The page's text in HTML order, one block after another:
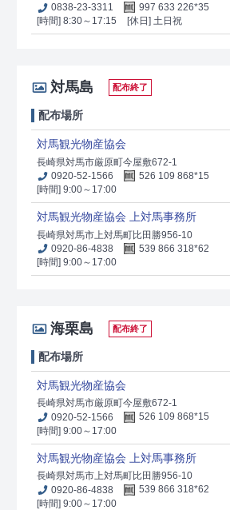
0838-23-3311
997 633 226*35
[時間] 8:30～17:15
[休日] 土日祝
対馬島 配布終了
配布場所
対馬観光物産協会
長崎県対馬市厳原町今屋敷672-1
0920-52-1566
526 109 868*15
[時間] 9:00～17:00
対馬観光物産協会 上対馬事務所
長崎県対馬市上対馬町比田勝956-10
0920-86-4838
539 866 318*62
[時間] 9:00～17:00
海栗島 配布終了
配布場所
対馬観光物産協会
長崎県対馬市厳原町今屋敷672-1
0920-52-1566
526 109 868*15
[時間] 9:00～17:00
対馬観光物産協会 上対馬事務所
長崎県対馬市上対馬町比田勝956-10
0920-86-4838
539 866 318*62
[時間] 9:00～17:00